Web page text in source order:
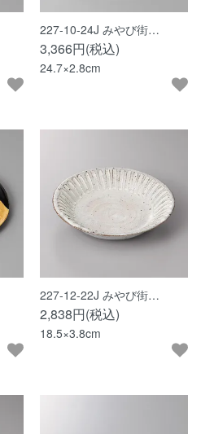
227-10-24J みやび街…
3,366円(税込)
24.7×2.8cm
227-12-22J みやび街…
2,838円(税込)
18.5×3.8cm